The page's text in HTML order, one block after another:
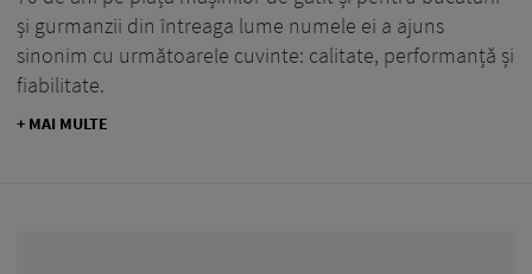
și gurmanzii din întreaga lume numele ei a ajuns
sinonim cu următoarele cuvinte: calitate, performanță și
fiabilitate.
+ MAI MULTE